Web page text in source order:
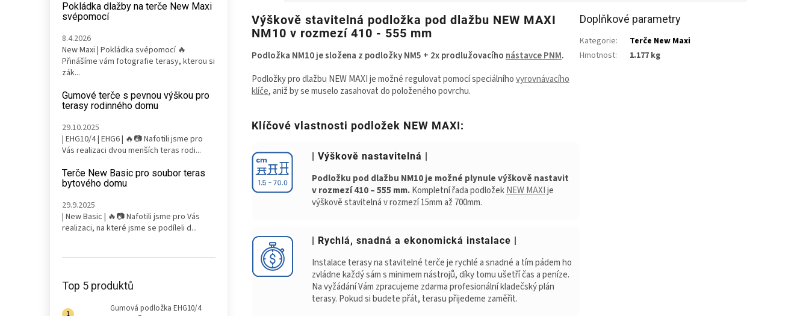
Pokládka dlažby na terče New Maxi
svépomocí
8.4.2026
New Maxi | Pokládka svépomocí 🔥
Přinášíme vám fotografie terasy, kterou si
zák...
Gumové terče s pevnou výškou pro
terasy rodinného domu
29.10.2025
| EHG10/4 | EHG6 | 🔥📷 Nafotili jsme pro
Vás realizaci dvou menších teras rodi...
Terče New Basic pro soubor teras
bytového domu
29.9.2025
| New Basic | 🔥📷 Nafotili jsme pro Vás
realizaci, na které jsme se podíleli d...
Top 5 produktů
Gumová podložka EHG10/4
Výškově stavitelná podložka pod dlažbu NEW MAXI
NM10 v rozmezí 410 - 555 mm
Podložka NM10 je složena z podložky NM5 + 2x prodlužovacího nástavce PNM.
Podložky pro dlažbu NEW MAXI je možné regulovat pomocí speciálníhovyrovnávacího
klíče, aniž by se muselo zasahovat do položeného povrchu.
Klíčové vlastnosti podložek NEW MAXI:
| Výškově nastavitelná |
Podložku pod dlažbu NM10 je možné plynule výškově nastavit
v rozmezí 410 – 555 mm.Kompletní řada podložekNEW MAXIje
výškově stavitelná v rozmezí 15mm až 700mm.
| Rychlá, snadná a ekonomická instalace |
Instalace terasy na stavitelné terče je rychlé a snadné a tím pádem ho
zvládne každý sám s minimem nástrojů, díky tomu ušetří čas a peníze.
Na vyžádání Vám zpracujeme zdarma profesionální kladečský plán
terasy. Pokud si budete přát, terasu přijedeme zaměřit.
Doplňkové parametry
Kategorie:
Terče New Maxi
Hmotnost: 1.177 kg